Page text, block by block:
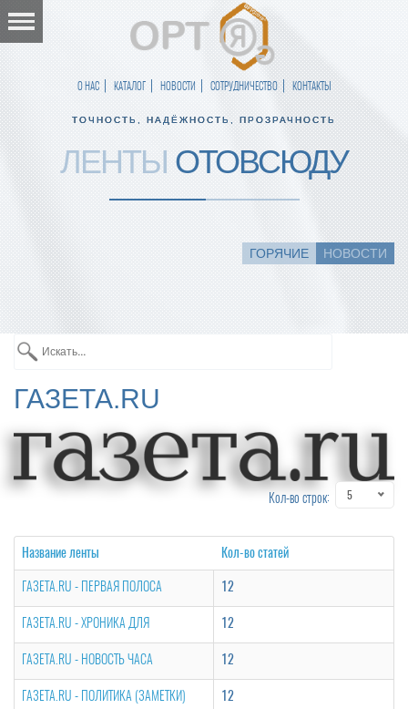
О НАС КАТАЛОГ НОВОСТИ СОТРУДНИЧЕСТВО КОНТАКТЫ
ТОЧНОСТЬ, НАДЁЖНОСТЬ, ПРОЗРАЧНОСТЬ
ЛЕНТЫ ОТОВСЮДУ
ГОРЯЧИЕ НОВОСТИ
ГАЗЕТА.RU
Кол-во строк: 5
Название ленты
Кол-во статей
ГАЗЕТА.RU - ПЕРВАЯ ПОЛОСА
12
ГАЗЕТА.RU - ХРОНИКА ДЛЯ 12
ГАЗЕТА.RU - НОВОСТЬ ЧАСА 12
ГАЗЕТА.RU - ПОЛИТИКА (ЗАМЕТКИ) 12